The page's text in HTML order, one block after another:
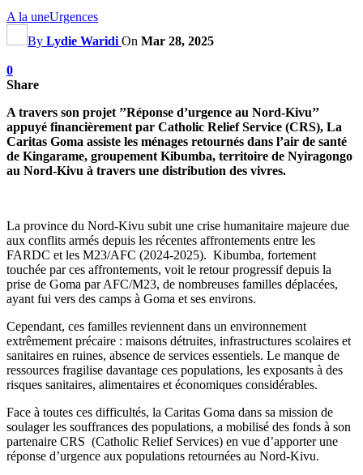
A la uneUrgences
By Lydie Waridi On Mar 28, 2025
0
Share
A travers son projet ’’Réponse d’urgence au Nord-Kivu’’
appuyé financièrement par Catholic Relief Service (CRS), La
Caritas Goma assiste les ménages retournés dans l’air de santé
de Kingarame, groupement Kibumba, territoire de Nyiragongo
au Nord-Kivu à travers une distribution des vivres.
La province du Nord-Kivu subit une crise humanitaire majeure due
aux conflits armés depuis les récentes affrontements entre les
FARDC et les M23/AFC (2024-2025). Kibumba, fortement
touchée par ces affrontements, voit le retour progressif depuis la
prise de Goma par AFC/M23, de nombreuses familles déplacées,
ayant fui vers des camps à Goma et ses environs.
Cependant, ces familles reviennent dans un environnement
extrêmement précaire : maisons détruites, infrastructures scolaires et
sanitaires en ruines, absence de services essentiels. Le manque de
ressources fragilise davantage ces populations, les exposants à des
risques sanitaires, alimentaires et économiques considérables.
Face à toutes ces difficultés, la Caritas Goma dans sa mission de
soulager les souffrances des populations, a mobilisé des fonds à son
partenaire CRS (Catholic Relief Services) en vue d’apporter une
réponse d’urgence aux populations retournées au Nord-Kivu.